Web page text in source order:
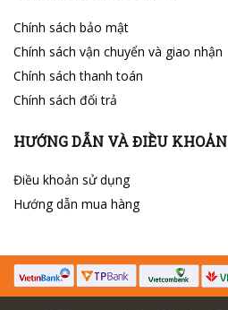
Chính sách bảo mật
Chính sách vận chuyển và giao nhận
Chính sách thanh toán
Chính sách đổi trả
HƯỚNG DẪN VÀ ĐIỀU KHOẢN
Điều khoản sử dụng
Hướng dẫn mua hàng